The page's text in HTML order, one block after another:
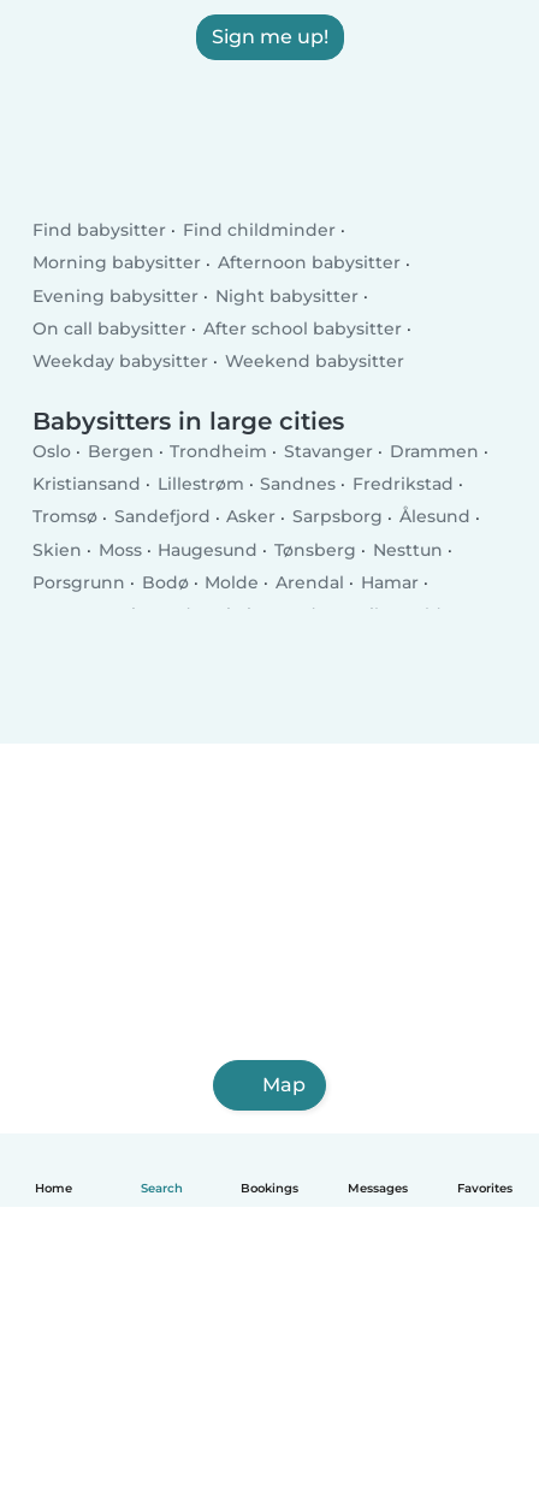
Home Search Bookings Messages Favorites
Sign me up!
Find babysitter
Find childminder
Morning babysitter
Afternoon babysitter
Evening babysitter
Night babysitter
On call babysitter
After school babysitter
Weekday babysitter
Weekend babysitter
Babysitters in large cities
Oslo Bergen Trondheim Stavanger
Drammen
Kristiansand
Lillestrøm Sandnes
Fredrikstad
Tromsø
Sandefjord Asker Sarpsborg
Ålesund
Skien
Moss Haugesund Tønsberg
Nesttun
Porsgrunn
Bodø Molde Arendal
Hamar
Grimstad Kristiansund Larvik
Halden
Map